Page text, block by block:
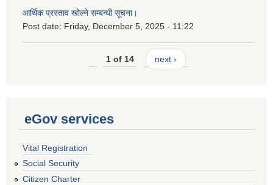
आर्थिक प्रस्ताव खोल्ने सम्बन्धी सूचना।
Post date: Friday, December 5, 2025 - 11:22
1 of 14 next ›
eGov services
Vital Registration
Social Security
Citizen Charter